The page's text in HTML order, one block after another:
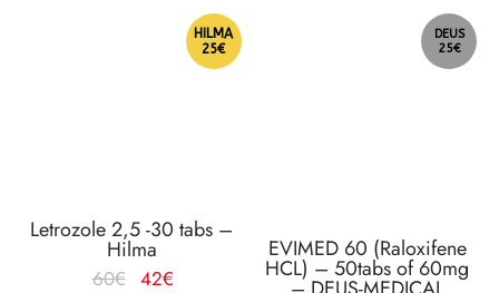
HILMA
25€
Letrozole 2,5 -30 tabs –
Hilma
60€
Le
42€
DEUS
25€
EVIMED 60 (Raloxifene
HCL) – 50tabs of 60mg